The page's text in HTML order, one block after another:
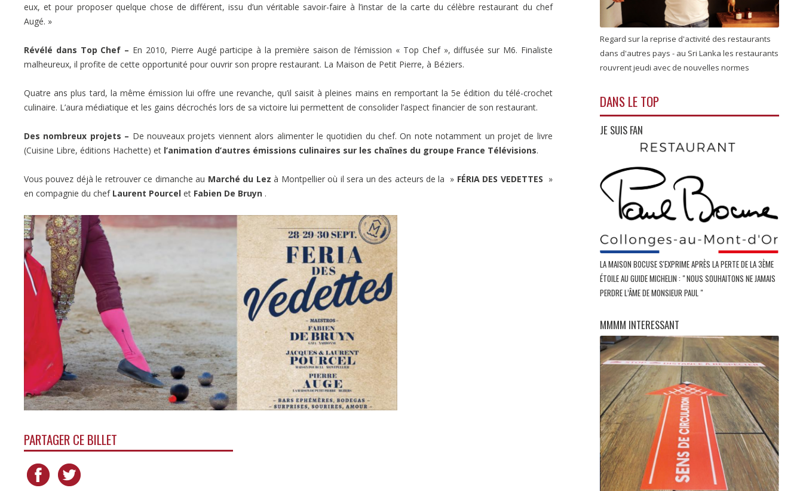
eux, et pour proposer quelque chose de différent, issu d’un véritable savoir-faire à l’instar de la carte du célèbre restaurant du chef
Augé. »
Révélé dans Top Chef – En 2010, Pierre Augé participe à la première saison de l’émission « Top Chef », diffusée sur M6. Finaliste
malheureux, il profite de cette opportunité pour ouvrir son propre restaurant. La Maison de Petit Pierre, à Béziers.
Quatre ans plus tard, la même émission lui offre une revanche, qu’il saisit à pleines mains en remportant la 5e édition du télé-crochet
culinaire. L’aura médiatique et les gains décrochés lors de sa victoire lui permettent de consolider l’aspect financier de son restaurant.
Des nombreux projets – De nouveaux projets viennent alors alimenter le quotidien du chef. On note notamment un projet de livre
(Cuisine Libre, éditions Hachette) et l’animation d’autres émissions culinaires sur les chaînes du groupe France Télévisions.
Vous pouvez déjà le retrouver ce dimanche au Marché du Lez à Montpellier où il sera un des acteurs de la » FÉRIA DES VEDETTES »
en compagnie du chef Laurent Pourcel et Fabien De Bruyn .
PARTAGER CE BILLET
Regard sur la reprise d'activité des restaurants
dans d'autres pays - au Sri Lanka les restaurants
rouvrent jeudi avec de nouvelles normes
DANS LE TOP
JE SUIS FAN
LA MAISON BOCUSE S'EXPRIME APRÈS LA PERTE DE LA 3ÈME
ÉTOILE AU GUIDE MICHELIN : " NOUS SOUHAITONS NE JAMAIS
PERDRE L’ÂME DE MONSIEUR PAUL "
MMMM INTERESSANT